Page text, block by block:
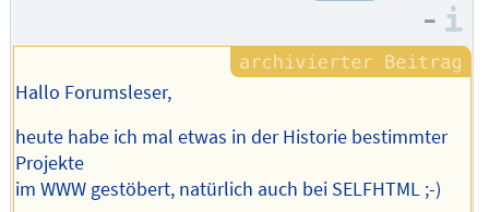
–
Hallo Forumsleser,
heute habe ich mal etwas in der Historie bestimmter
Projekte
im WWW gestöbert, natürlich auch bei SELFHTML ;-)